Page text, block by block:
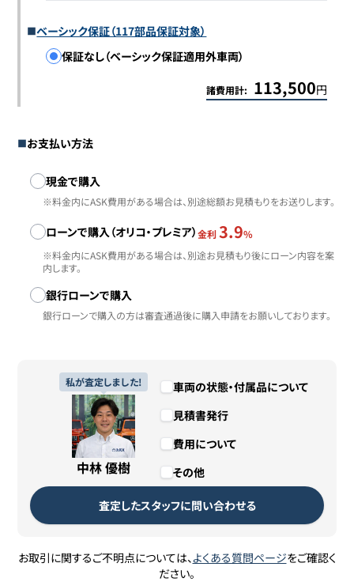
ベーシック保証（117部品保証対象）
保証なし（ベーシック保証適用外車両）
諸費用計: 113,500円
お支払い方法
お支払い方法
現金で購入
※料金内にASK費用がある場合は、別途総額お見積もりをお送りします。
ローンで購入（オリコ・プレミア）金利 3.9%
※料金内にASK費用がある場合は、別途お見積もり後にローン内容を案
内します。
銀行ローンで購入
銀行ローンで購入の方は審査通過後に購入申請をお願いしております。
私が査定しました!
中林 優樹
車両の状態・付属品について
見積書発行
費用について
その他
査定したスタッフに問い合わせる
お取引に関するご不明点については、よくある質問ページをご確認く
ださい。